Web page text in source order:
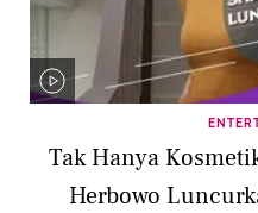
Tak Hanya
Herbowo